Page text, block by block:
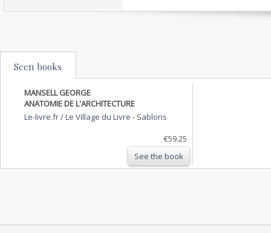
Seen books
MANSELL GEORGE
ANATOMIE DE L'ARCHITECTURE
Le-livre.fr / Le Village du Livre - Sablons
€59.25
See the book